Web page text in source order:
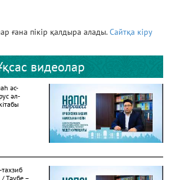
ғана пікір қалдыра алады.Сайтқа кіру
видеолар
әс-
әл-
Тәубе –